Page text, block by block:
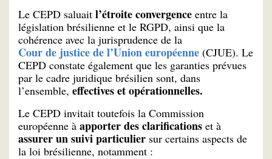
Le CEPD saluait l’étroite convergence entre la
législation brésilienne et le RGPD, ainsi que la
cohérence avec la jurisprudence de la
Cour de justice de l’Union européenne (CJUE). Le
CEPD constate également que les garanties prévues
par le cadre juridique brésilien sont, dans
l’ensemble, effectives et opérationnelles.
Le CEPD invitait toutefois la Commission
européenne à apporter des clarifications et à
assurer un suivi particulier sur certains aspects de
la loi brésilienne, notamment :